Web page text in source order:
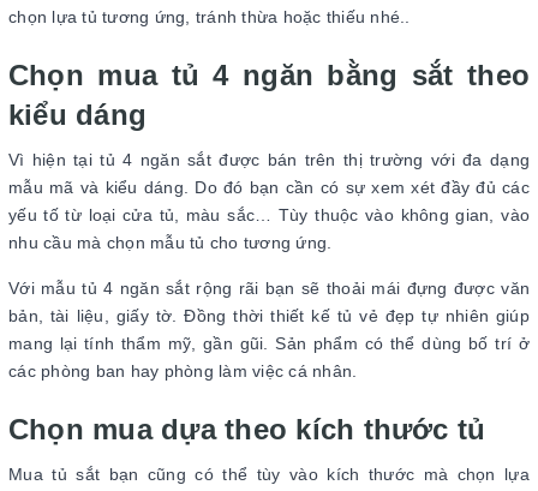
chọn lựa tủ tương ứng, tránh thừa hoặc thiếu nhé..
Chọn mua tủ 4 ngăn bằng sắt theo
kiểu dáng
Vì hiện tại tủ 4 ngăn sắt được bán trên thị trường với đa dạng
mẫu mã và kiểu dáng. Do đó bạn cần có sự xem xét đầy đủ các
yếu tố từ loại cửa tủ, màu sắc… Tùy thuộc vào không gian, vào
nhu cầu mà chọn mẫu tủ cho tương ứng.
Với mẫu tủ 4 ngăn sắt rộng rãi bạn sẽ thoải mái đựng được văn
bản, tài liệu, giấy tờ. Đồng thời thiết kế tủ vẻ đẹp tự nhiên giúp
mang lại tính thẩm mỹ, gần gũi. Sản phẩm có thể dùng bố trí ở
các phòng ban hay phòng làm việc cá nhân.
Chọn mua dựa theo kích thước tủ
Mua tủ sắt bạn cũng có thể tùy vào kích thước mà chọn lựa